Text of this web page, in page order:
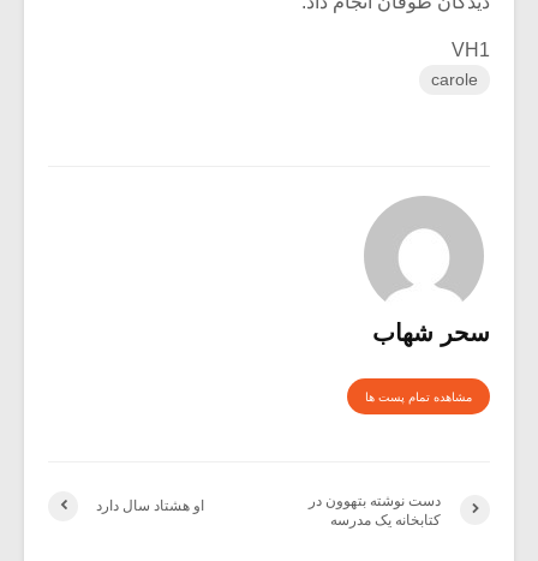
VH1
carole
سحر شهاب
مشاهده تمام پست ها
او هشتاد سال دارد
دست نوشته بتهوون در
کتابخانه یک مدرسه